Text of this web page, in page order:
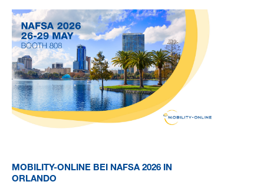
MOBILITY-ONLINE BEI NAFSA 2026 IN
ORLANDO